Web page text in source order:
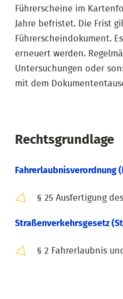
Führerscheine im
Jahre befristet. Die Frist
Führerscheindokument.
erneuert werden.
Untersuchungen oder
mit dem
Rechtsgrundlage
Fahrerlaubnisverordnung
§ 25 Ausfertigung
Straßenverkehrsgesetz
§ 2 Fahrerlaubnis